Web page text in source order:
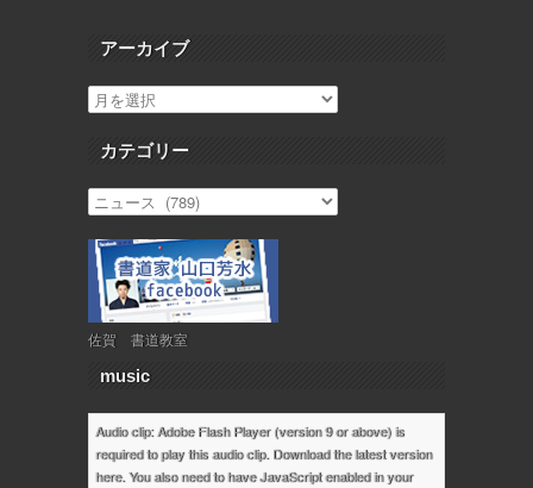
アーカイブ
カテゴリー
佐賀 書道教室
music
Audio clip: Adobe Flash Player (version 9 or above) is
required to play this audio clip. Download the latest version
here. You also need to have JavaScript enabled in your